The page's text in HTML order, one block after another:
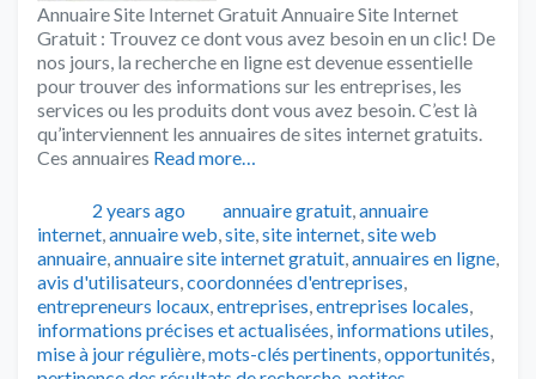
Annuaire Site Internet Gratuit Annuaire Site Internet
Gratuit : Trouvez ce dont vous avez besoin en un clic! De
nos jours, la recherche en ligne est devenue essentielle
pour trouver des informations sur les entreprises, les
services ou les produits dont vous avez besoin. C’est là
qu’interviennent les annuaires de sites internet gratuits.
Ces annuaires Read more…
Publié2 years ago Catégories
annuaire gratuit,annuaire
internet,annuaire web,site,site internet,site web
annuaire,annuaire site internet gratuit,annuaires en ligne,
avis d'utilisateurs,coordonnées d'entreprises,
entrepreneurs locaux,entreprises,entreprises locales,
informations précises et actualisées, informations utiles,
mise à jour régulière,mots-clés pertinents,opportunités,